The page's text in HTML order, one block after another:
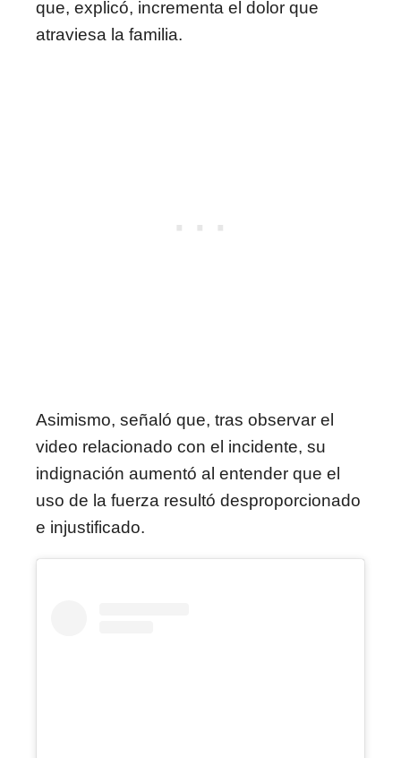
que, explicó, incrementa el dolor que
atraviesa la familia.
Asimismo, señaló que, tras observar el
video relacionado con el incidente, su
indignación aumentó al entender que el
uso de la fuerza resultó desproporcionado
e injustificado.